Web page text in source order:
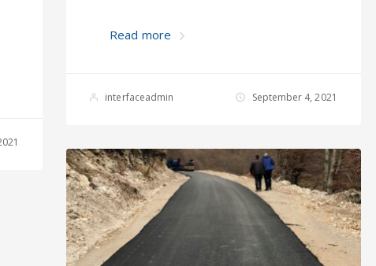
Read more
interfaceadmin September 4, 2021